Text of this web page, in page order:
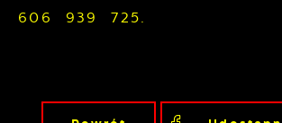
606 939 725.